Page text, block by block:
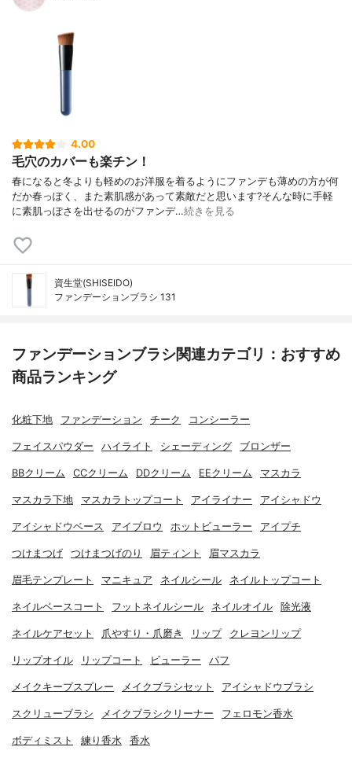
4.00
毛穴のカバーも楽チン！
春になると冬よりも軽めのお洋服を着るようにファンデも薄めの方が何
だか春っぽく、また素肌感があって素敵だと思います?そんな時に手軽
に素肌っぽさを出せるのがファンデ…続きを見る
資生堂(SHISEIDO)
ファンデーションブラシ 131
ファンデーションブラシ関連カテゴリ：おすすめ
商品ランキング
化粧下地 ファンデーション チーク コンシーラー
フェイスパウダー ハイライト シェーディング ブロンザー
BBクリーム CCクリーム DDクリーム EEクリーム マスカラ
マスカラ下地 マスカラトップコート アイライナー アイシャドウ
アイシャドウベース アイブロウ ホットビューラー アイプチ
つけまつげ つけまつげのり 眉ティント 眉マスカラ
眉毛テンプレート マニキュア ネイルシール ネイルトップコート
ネイルベースコート フットネイルシール ネイルオイル 除光液
ネイルケアセット 爪やすり・爪磨き リップ クレヨンリップ
リップオイル リップコート ビューラー パフ
メイクキープスプレー メイクブラシセット アイシャドウブラシ
スクリューブラシ メイクブラシクリーナー フェロモン香水
ボディミスト 練り香水 香水